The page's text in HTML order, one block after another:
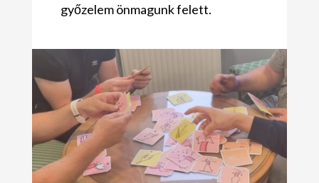
győzelem önmagunk felett.